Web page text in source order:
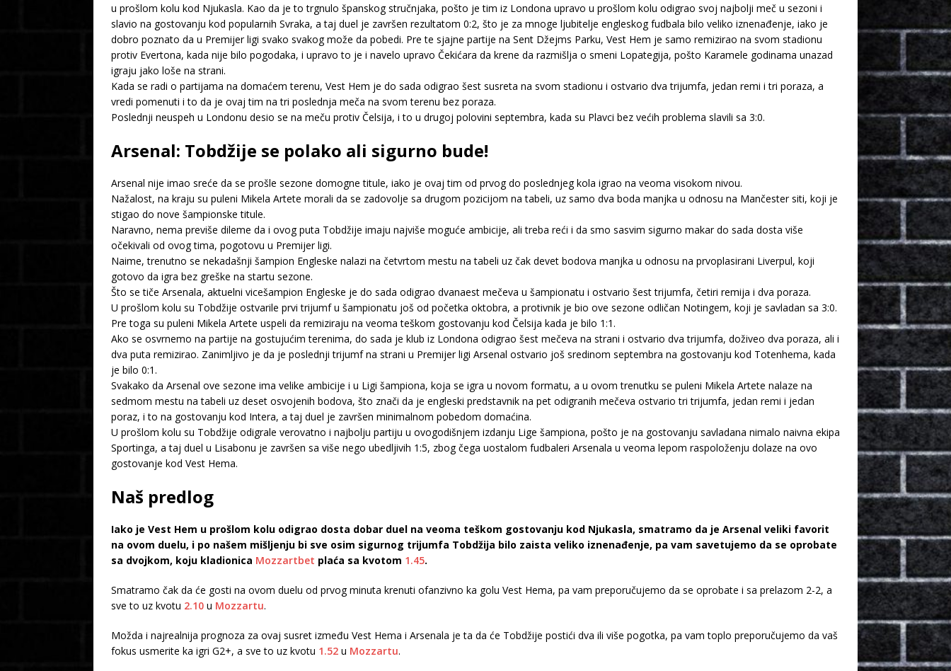
u prošlom kolu kod Njukasla. Kao da je to trgnulo španskog stručnjaka, pošto je tim iz Londona upravo u prošlom kolu odigrao svoj najbolji meč u sezoni i
slavio na gostovanju kod popularnih Svraka, a taj duel je završen rezultatom 0:2, što je za mnoge ljubitelje engleskog fudbala bilo veliko iznenađenje, iako je
dobro poznato da u Premijer ligi svako svakog može da pobedi. Pre te sjajne partije na Sent Džejms Parku, Vest Hem je samo remizirao na svom stadionu
protiv Evertona, kada nije bilo pogodaka, i upravo to je i navelo upravo Čekićara da krene da razmišlja o smeni Lopategija, pošto Karamele godinama unazad
igraju jako loše na strani.
Kada se radi o partijama na domaćem terenu, Vest Hem je do sada odigrao šest susreta na svom stadionu i ostvario dva trijumfa, jedan remi i tri poraza, a
vredi pomenuti i to da je ovaj tim na tri poslednja meča na svom terenu bez poraza.
Poslednji neuspeh u Londonu desio se na meču protiv Čelsija, i to u drugoj polovini septembra, kada su Plavci bez većih problema slavili sa 3:0.
Arsenal: Tobdžije se polako ali sigurno bude!
Arsenal nije imao sreće da se prošle sezone domogne titule, iako je ovaj tim od prvog do poslednjeg kola igrao na veoma visokom nivou.
Nažalost, na kraju su puleni Mikela Artete morali da se zadovolje sa drugom pozicijom na tabeli, uz samo dva boda manjka u odnosu na Mančester siti, koji je
stigao do nove šampionske titule.
Naravno, nema previše dileme da i ovog puta Tobdžije imaju najviše moguće ambicije, ali treba reći i da smo sasvim sigurno makar do sada dosta više
očekivali od ovog tima, pogotovu u Premijer ligi.
Naime, trenutno se nekadašnji šampion Engleske nalazi na četvrtom mestu na tabeli uz čak devet bodova manjka u odnosu na prvoplasirani Liverpul, koji
gotovo da igra bez greške na startu sezone.
Što se tiče Arsenala, aktuelni vicešampion Engleske je do sada odigrao dvanaest mečeva u šampionatu i ostvario šest trijumfa, četiri remija i dva poraza.
U prošlom kolu su Tobdžije ostvarile prvi trijumf u šampionatu još od početka oktobra, a protivnik je bio ove sezone odličan Notingem, koji je savladan sa 3:0.
Pre toga su puleni Mikela Artete uspeli da remiziraju na veoma teškom gostovanju kod Čelsija kada je bilo 1:1.
Ako se osvrnemo na partije na gostujućim terenima, do sada je klub iz Londona odigrao šest mečeva na strani i ostvario dva trijumfa, doživeo dva poraza, ali i
dva puta remizirao. Zanimljivo je da je poslednji trijumf na strani u Premijer ligi Arsenal ostvario još sredinom septembra na gostovanju kod Totenhema, kada
je bilo 0:1.
Svakako da Arsenal ove sezone ima velike ambicije i u Ligi šampiona, koja se igra u novom formatu, a u ovom trenutku se puleni Mikela Artete nalaze na
sedmom mestu na tabeli uz deset osvojenih bodova, što znači da je engleski predstavnik na pet odigranih mečeva ostvario tri trijumfa, jedan remi i jedan
poraz, i to na gostovanju kod Intera, a taj duel je završen minimalnom pobedom domaćina.
U prošlom kolu su Tobdžije odigrale verovatno i najbolju partiju u ovogodišnjem izdanju Lige šampiona, pošto je na gostovanju savladana nimalo naivna ekipa
Sportinga, a taj duel u Lisabonu je završen sa više nego ubedljivih 1:5, zbog čega uostalom fudbaleri Arsenala u veoma lepom raspoloženju dolaze na ovo
gostovanje kod Vest Hema.
Naš predlog
Iako je Vest Hem u prošlom kolu odigrao dosta dobar duel na veoma teškom gostovanju kod Njukasla, smatramo da je Arsenal veliki favorit
na ovom duelu, i po našem mišljenju bi sve osim sigurnog trijumfa Tobdžija bilo zaista veliko iznenađenje, pa vam savetujemo da se oprobate
sa dvojkom, koju kladionica Mozzartbet plaća sa kvotom 1.45.
Smatramo čak da će gosti na ovom duelu od prvog minuta krenuti ofanzivno ka golu Vest Hema, pa vam preporučujemo da se oprobate i sa prelazom 2-2, a
sve to uz kvotu 2.10 u Mozzartu.
Možda i najrealnija prognoza za ovaj susret između Vest Hema i Arsenala je ta da će Tobdžije postići dva ili više pogotka, pa vam toplo preporučujemo da vaš
fokus usmerite ka igri G2+, a sve to uz kvotu 1.52 u Mozzartu.